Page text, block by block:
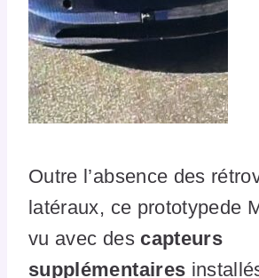
Outre l’absence des
latéraux, ce prototypede
vu avec des capteurs
supplémentaires